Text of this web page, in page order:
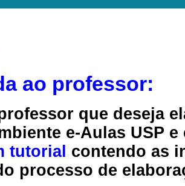
ao professor:
que deseja
e-Aulas USP
tutorial contendo as
processo de